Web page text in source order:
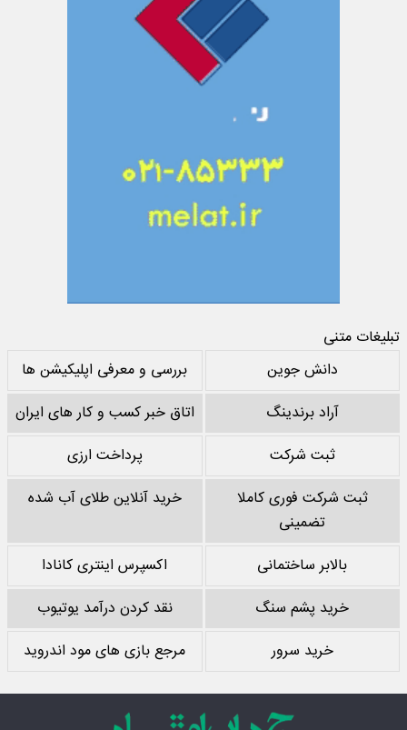
تبلیغات متنی
دانش جوین
بررسی و معرفی اپلیکیشن ها
آراد برندینگ
اتاق خبر کسب و کار های ایران
ثبت شرکت
پرداخت ارزی
ثبت شرکت فوری کاملا
تضمینی
خرید آنلاین طلای آب شده
بالابر ساختمانی
اکسپرس اینتری کانادا
خرید پشم سنگ
نقد کردن درآمد یوتیوب
خرید سرور
مرجع بازی های مود اندروید